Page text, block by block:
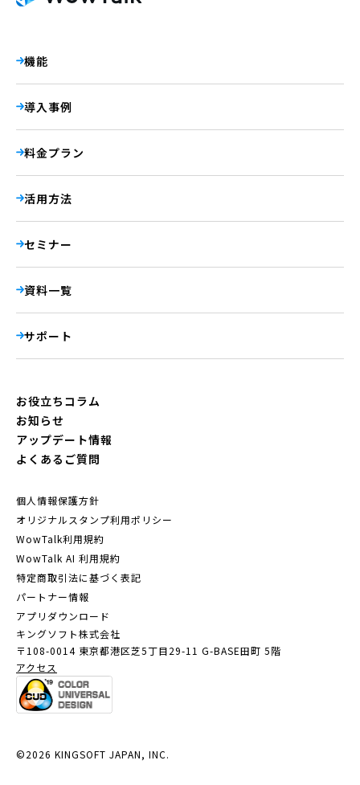
機能
導入事例
料金プラン
活用方法
セミナー
資料一覧
サポート
お役立ちコラム
お知らせ
アップデート情報
よくあるご質問
個人情報保護方針
オリジナルスタンプ利用ポリシー
WowTalk利用規約
WowTalk AI 利用規約
特定商取引法に基づく表記
パートナー情報
アプリダウンロード
キングソフト株式会社
〒108-0014 東京都港区芝5丁目29-11 G-BASE田町 5階
アクセス
©2026 KINGSOFT JAPAN, INC.